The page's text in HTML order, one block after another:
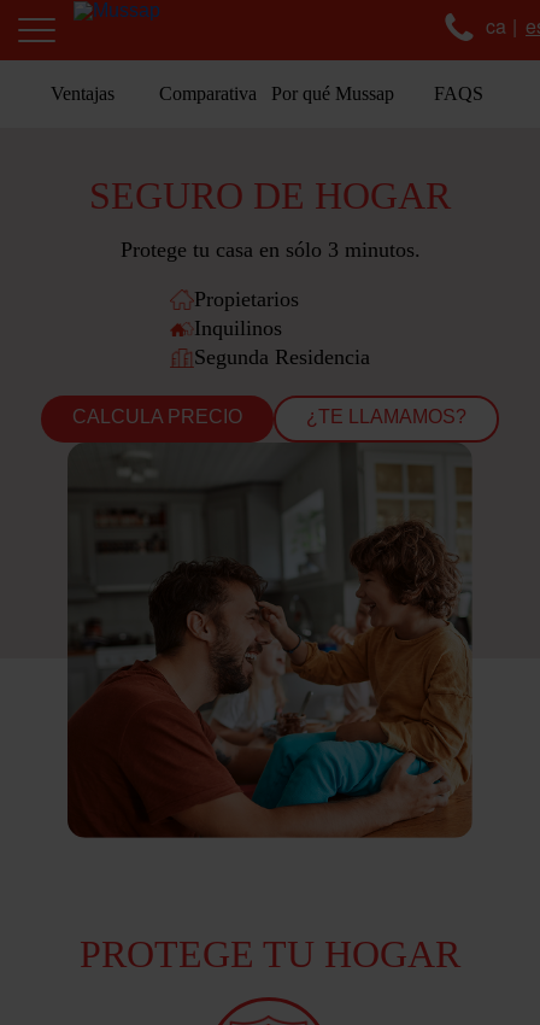
ca
Ventajas Comparativa Por qué Mussap FAQS
SEGURO DE HOGAR
Protege tu casa en sólo 3 minutos.
Propietarios
Inquilinos
Segunda Residencia
CALCULA PRECIO ¿TE LLAMAMOS?
PROTEGE TU HOGAR